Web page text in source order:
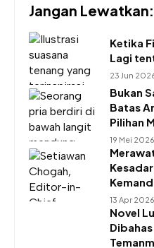
Jangan Lewatkan:
Ketika
Lagi
23 Jun
Bukan
Batas
Pilihan
19 Mei 2026
13 Apr 2026
Novel